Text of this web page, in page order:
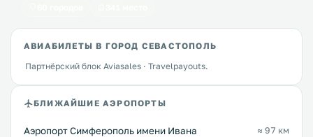
АВИАБИЛЕТЫ В ГОРОД СЕВАСТОПОЛЬ
Партнёрский блок Aviasales · Travelpayouts.
БЛИЖАЙШИЕ АЭРОПОРТЫ
Аэропорт Симферополь имени Ивана
≈ 97 км